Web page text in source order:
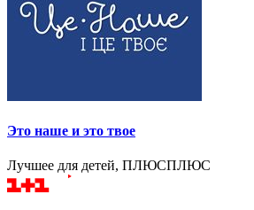
Это наше и это твое
Лучшее для детей, ПЛЮСПЛЮС